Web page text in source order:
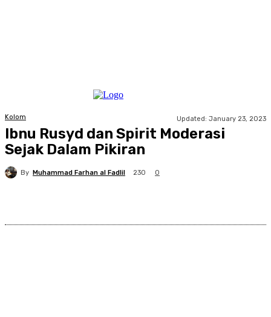
Kolom Updated: January 23, 2023
Ibnu Rusyd dan Spirit Moderasi
Sejak Dalam Pikiran
By Muhammad Farhan al Fadlil 230 0